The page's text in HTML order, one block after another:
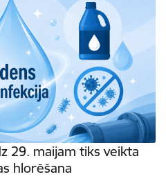
29. maijam tiks veikta
hlorēšana